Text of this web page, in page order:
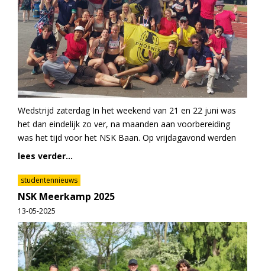
Wedstrijd zaterdag In het weekend van 21 en 22 juni was
het dan eindelijk zo ver, na maanden aan voorbereiding
was het tijd voor het NSK Baan. Op vrijdagavond werden
lees verder...
studentennieuws
NSK Meerkamp 2025
13-05-2025